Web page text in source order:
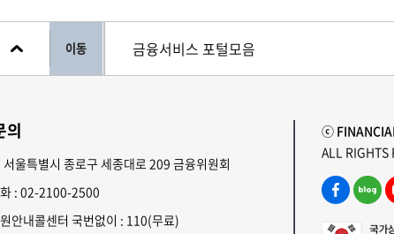
이동
의
울특별시 종로구 세종대로 209 금융위원회
:02-2100-2500
안내콜센터 국번없이 : 110(무료)
ⓒ
ALL RIGHTS